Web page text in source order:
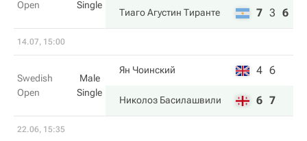
Open Single
Тиаго Агустин Тиранте 7 3 6
14.07, 15:00
Swedish
Open
Male
Single
Ян Чоинский 4 6
Николоз Басилашвили 6 7
22.06, 15:35